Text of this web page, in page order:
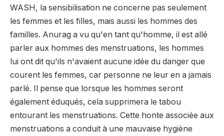
WASH, la sensibilisation ne concerne pas seulement
les femmes et les filles, mais aussi les hommes des
familles. Anurag a vu qu'en tant qu'homme, il est allé
parler aux hommes des menstruations, les hommes
lui ont dit qu'ils n'avaient aucune idée du danger que
courent les femmes, car personne ne leur en a jamais
parlé. Il pense que lorsque les hommes seront
également éduqués, cela supprimera le tabou
entourant les menstruations. Cette honte associée aux
menstruations a conduit à une mauvaise hygiène